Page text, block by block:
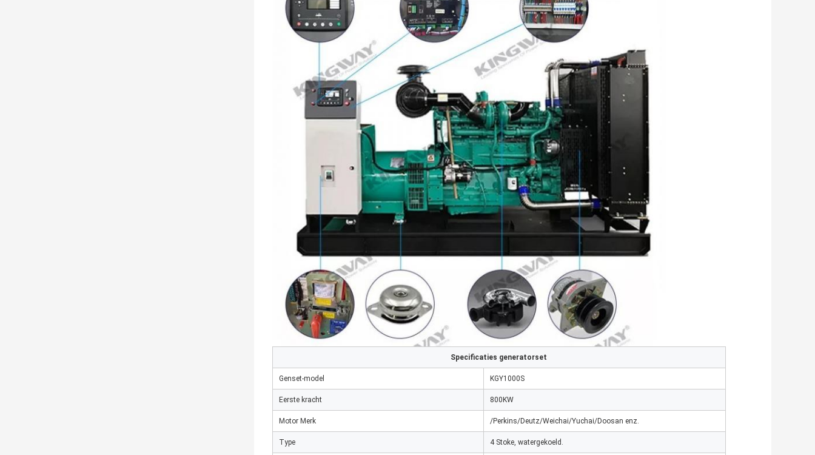
Specificaties generatorset
Genset-model KGY1000S
Eerste kracht 800KW
Motor Merk /Perkins/Deutz/Weichai/Yuchai/Doosan enz.
Type 4 Stoke, watergekoeld.